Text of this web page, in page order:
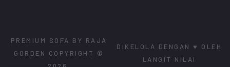
PREMIUM SOFA BY RAJA
GORDEN
COPYRIGHT ©
DIKELOLA DENGAN ♥ OLEH
LANGIT NILAI